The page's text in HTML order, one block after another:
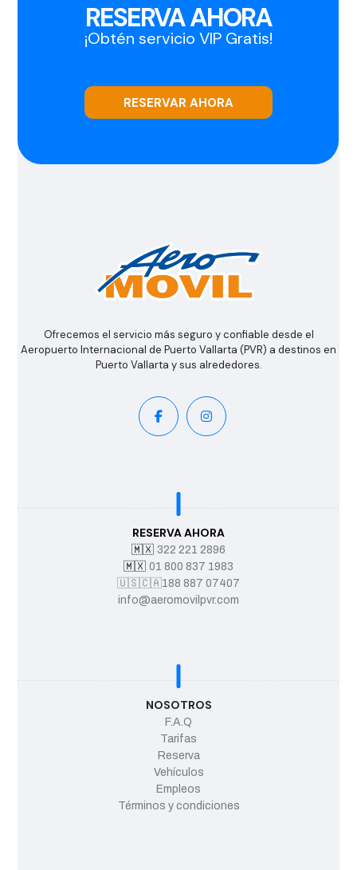
RESERVA AHORA
¡Obtén servicio VIP Gratis!
RESERVAR AHORA
Ofrecemos el servicio más seguro y confiable desde el
Aeropuerto Internacional de Puerto Vallarta (PVR) a destinos en
Puerto Vallarta y sus alrededores.
RESERVA AHORA
🇲🇽 322 221 2896
🇲🇽 01 800 837 1983
🇺🇸🇨🇦188 887 07407
info@aeromovilpvr.com
NOSOTROS
F.A.Q
Tarifas
Reserva
Vehículos
Empleos
Términos y condiciones